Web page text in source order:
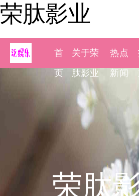
荣肽影业
首
页
关于荣
肽影业
热点
新闻
荣肽